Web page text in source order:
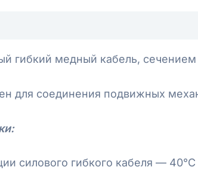
гибкий медный кабель,
для соединения подвижных
силового гибкого кабеля — 40°С